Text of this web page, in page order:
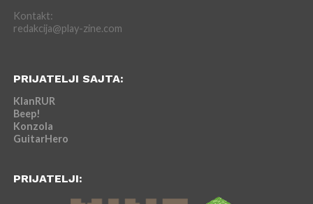
Kontakt:
redakcija@play-zine.com
PRIJATELJI SAJTA:
KlanRUR
Beep!
Konzola
GuitarHero
PRIJATELJI: